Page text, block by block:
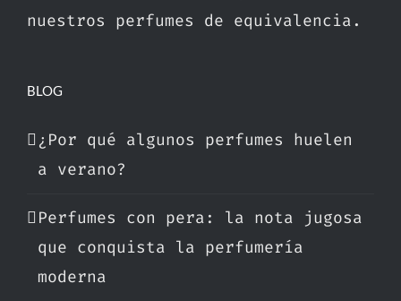
nuestros perfumes de equivalencia.
BLOG
¿Por qué algunos perfumes huelen
a verano?
Perfumes con pera: la nota jugosa
que conquista la perfumería
moderna